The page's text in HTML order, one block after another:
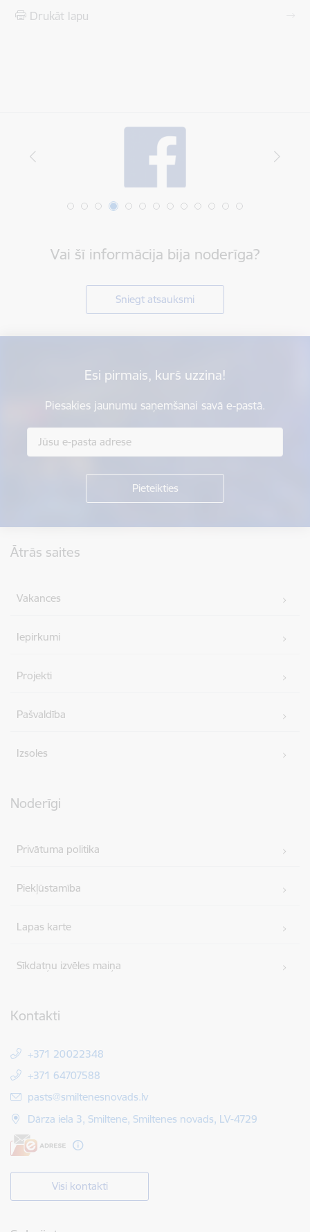
Drukāt lapu
Vai šī informācija bija noderīga?
Sniegt atsauksmi
Esi pirmais, kurš uzzina!
Piesakies jaunumu saņemšanai savā e-pastā.
Ātrās saites
Vakances
Iepirkumi
Projekti
Pašvaldība
Izsoles
Noderīgi
Privātuma politika
Piekļūstamība
Lapas karte
Sīkdatņu izvēles maiņa
Kontakti
+371 20022348
+371 64707588
E-pasts:
pasts@smiltenesnovads.lv
Dārza iela 3, Smiltene, Smiltenes novads, LV-4729
Visi kontakti